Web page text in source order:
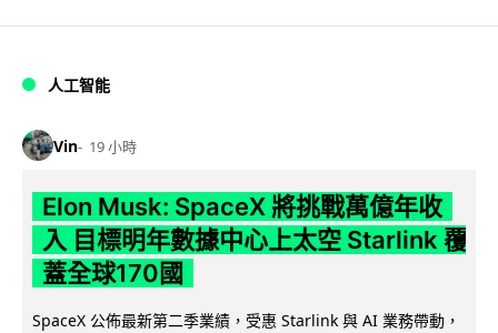
人工智能
Vin 19 小時
Elon Musk: SpaceX 將挑戰萬億年收
入 目標明年數據中心上太空 Starlink 覆
蓋全球170國
SpaceX 公佈最新第二季業績，受惠 Starlink 與 AI 業務帶動，